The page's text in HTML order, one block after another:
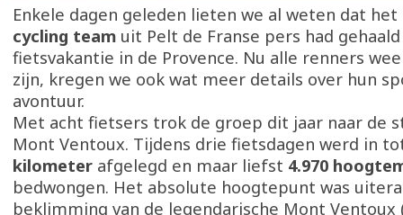
Enkele dagen geleden lieten we al weten dat het
cycling team uit Pelt de Franse pers had
fietsvakantie in de Provence. Nu alle renners
zijn, kregen we ook wat meer details over hun
avontuur.
Met acht fietsers trok de groep dit jaar naar de
Mont Ventoux. Tijdens drie fietsdagen werd in
kilometer afgelegd en maar liefst 4.970
bedwongen. Het absolute hoogtepunt was
beklimming van de legendarische Mont Ventoux